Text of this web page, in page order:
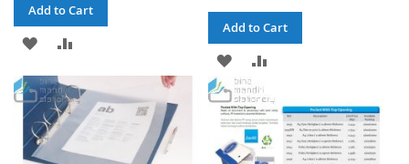
Add to Cart
ADD
TO
WISH
LIST
TO
COMPARE
Add to Cart
ADD
TO
WISH
LIST
COMPARE